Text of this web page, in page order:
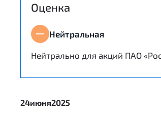
Оценка
Нейтральная
Нейтрально для акций ПАО
24июня2025